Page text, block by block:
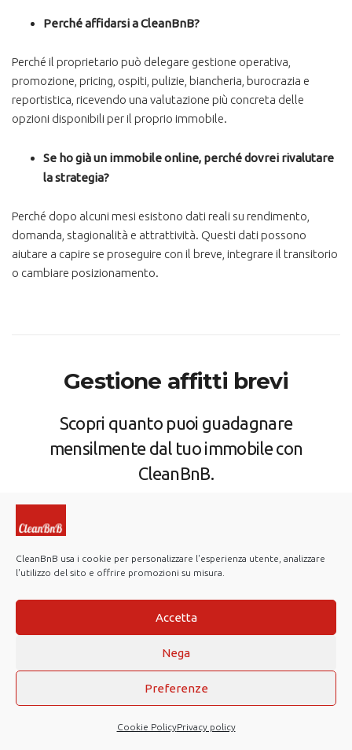
CleanBnB usa i cookie per personalizzare l'esperienza utente, analizzare
l'utilizzo del sito e offrire promozioni su misura.
Accetta
Nega
Preferenze
Cookie PolicyPrivacy policy
Perché affidarsi a CleanBnB?
Perché il proprietario può delegare gestione operativa,
promozione, pricing, ospiti, pulizie, biancheria, burocrazia e
reportistica, ricevendo una valutazione più concreta delle
opzioni disponibili per il proprio immobile.
Se ho già un immobile online, perché dovrei rivalutare
la strategia?
Perché dopo alcuni mesi esistono dati reali su rendimento,
domanda, stagionalità e attrattività. Questi dati possono
aiutare a capire se proseguire con il breve, integrare il transitorio
o cambiare posizionamento.
Gestione affitti brevi
Scopri quanto puoi guadagnare
mensilmente dal tuo immobile con
CleanBnB.